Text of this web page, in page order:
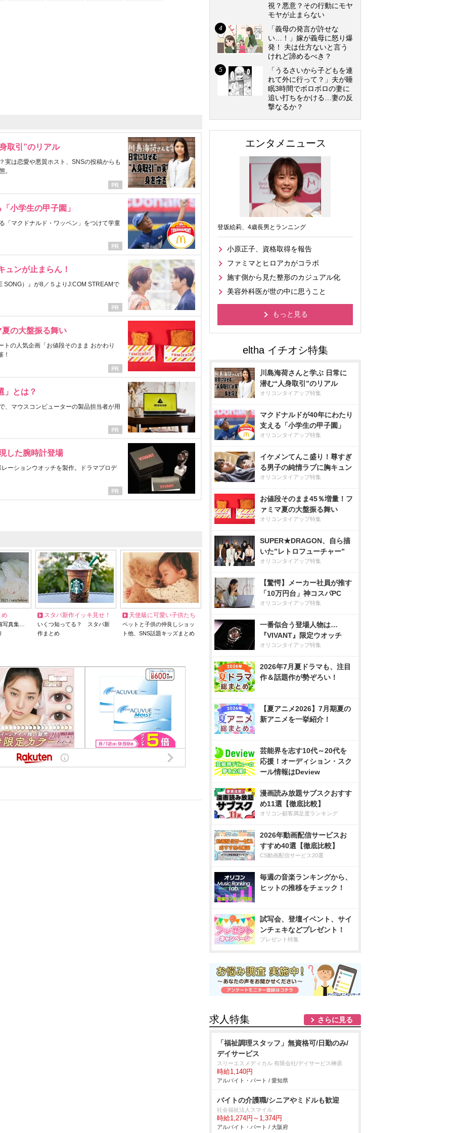
取引”のリアル
実は恋愛や悪質ホスト、SNSの投稿からも
。
小学生の甲子園」
「マクドナルド・ワッペン」をつけて学童
ュンが止まらん！
SONG）』が8／５よりJ:COM STREAMで
の大盤振る舞い
の人気企画「お値段そのまま おかわり
！
」とは？
、マウスコンピューターの製品担当者が用
した腕時計登場
ーションウオッチを製作。ドラマプロデ
め
写真集…
スタバ新作イッキ見せ！
いくつ知ってる？ スタバ新
作まとめ
天使級に可愛い子供たち
ペットと子供の仲良しショッ
ト他、SNS話題キッズまとめ
視？悪意？その行動にモヤ
モヤが止まらない
「義母の発言が許せな
い…！」嫁が義母に怒り爆
発！ 夫は仕方ないと言う
けれど諦めるべき？
「うるさいから子どもを連
れて外に行って？」夫が睡
眠3時間でボロボロの妻に
追い打ちをかける…妻の反
撃なるか？
エンタメニュース
登坂絵莉、4歳長男とランニング
小原正子、資格取得を報告
ファミマとヒロアカがコラボ
施す側から見た整形のカジュアル化
美容外科医が世の中に思うこと
もっと見る
川島海荷さんと学ぶ 日常に
潜む“人身取引”のリアル
オリコンタイアップ特集
マクドナルドが40年にわたり
支える「小学生の甲子園」
オリコンタイアップ特集
イケメンてんこ盛り！尊すぎ
る男子の純情ラブに胸キュン
オリコンタイアップ特集
お値段そのまま45％増量！フ
ァミマ夏の大盤振る舞い
オリコンタイアップ特集
SUPER★DRAGON、自ら描
いた”レトロフューチャー”
オリコンタイアップ特集
【驚愕】メーカー社員が推す
「10万円台」神コスパPC
オリコンタイアップ特集
一番似合う登場人物は…
『VIVANT』限定ウオッチ
オリコンタイアップ特集
2026年7月夏ドラマも、注目
作＆話題作が勢ぞろい！
【夏アニメ2026】7月期夏の
新アニメを一挙紹介！
芸能界を志す10代～20代を
応援！オーディション・スク
ール情報はDeview
漫画読み放題サブスクおすす
め11選【徹底比較】
オリコン顧客満足度ランキング
2026年動画配信サービスお
すすめ40選【徹底比較】
CS動画配信サービス20選
毎週の音楽ランキングから、
ヒットの推移をチェック！
試写会、登壇イベント、サイ
ンチェキなどプレゼント！
プレゼント特集
求人特集 さらに見る
「福祉調理スタッフ」無資格可/日勤のみ/
デイサービス
スリーエスメディカル 有限会社/デイサービス榊原
時給1,140円
アルバイト・パート / 愛知県
バイトの介護職/シニアやミドルも歓迎
社会福祉法人スマイル
時給1,274円～1,374円
アルバイト・パート / 大阪府